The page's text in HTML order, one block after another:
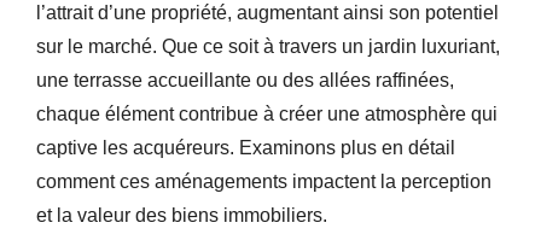
l’attrait d’une propriété, augmentant ainsi son potentiel
sur le marché. Que ce soit à travers un jardin luxuriant,
une terrasse accueillante ou des allées raffinées,
chaque élément contribue à créer une atmosphère qui
captive les acquéreurs. Examinons plus en détail
comment ces aménagements impactent la perception
et la valeur des biens immobiliers.